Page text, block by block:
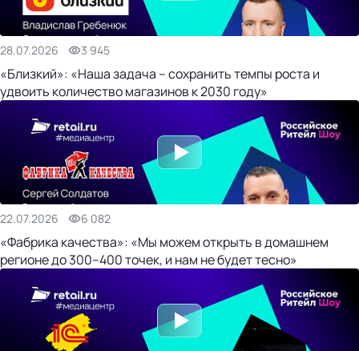
28.07.2026 3 945
«Близкий»: «Наша задача – сохранить темпы роста и
удвоить количество магазинов к 2030 году»
22.07.2026 6 082
«Фабрика качества»: «Мы можем открыть в домашнем
регионе до 300–400 точек, и нам не будет тесно»